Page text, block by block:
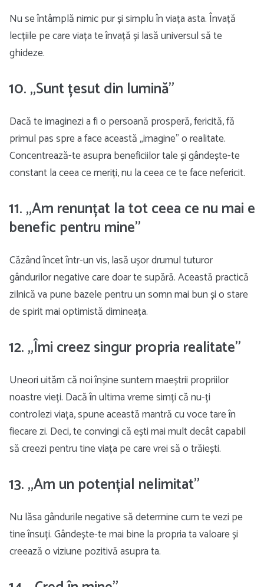
Nu se întâmplă nimic pur și simplu în viața asta. Învață
lecțiile pe care viața te învață și lasă universul să te
ghideze.
10. „Sunt țesut din lumină”
Dacă te imaginezi a fi o persoană prosperă, fericită, fă
primul pas spre a face această „imagine” o realitate.
Concentrează-te asupra beneficiilor tale și gândește-te
constant la ceea ce meriți, nu la ceea ce te face nefericit.
11. „Am renunțat la tot ceea ce nu mai e
benefic pentru mine”
Căzând încet într-un vis, lasă ușor drumul tuturor
gândurilor negative care doar te supără. Această practică
zilnică va pune bazele pentru un somn mai bun și o stare
de spirit mai optimistă dimineața.
12. „Îmi creez singur propria realitate”
Uneori uităm că noi înșine suntem maeștrii propriilor
noastre vieți. Dacă în ultima vreme simți că nu-ți
controlezi viața, spune această mantră cu voce tare în
fiecare zi. Deci, te convingi că ești mai mult decât capabil
să creezi pentru tine viața pe care vrei să o trăiești.
13. „Am un potențial nelimitat”
Nu lăsa gândurile negative să determine cum te vezi pe
tine însuți. Gândește-te mai bine la propria ta valoare și
creează o viziune pozitivă asupra ta.